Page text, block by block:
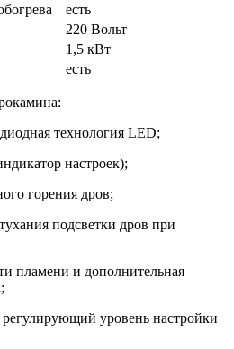
есть
220 Вольт
1,5 кВт
есть
технология LED;
настроек);
горения дров;
подсветки дров при
пламени и дополнительная
регулирующий уровень настройки